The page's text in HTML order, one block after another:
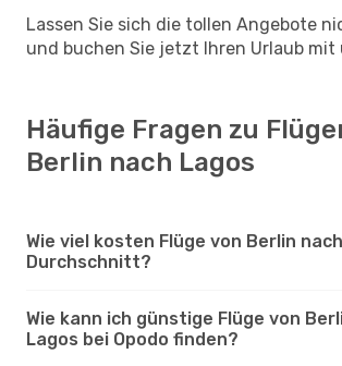
Lassen Sie sich die tollen Angebote
und buchen Sie jetzt Ihren Urlaub mit
Häufige Fragen zu
Berlin nach Lagos
Wie viel kosten Flüge von Berlin
Durchschnitt?
Wie kann ich günstige Flüge von
Lagos bei Opodo finden?